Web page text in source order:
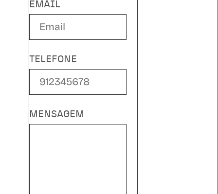
EMAIL
TELEFONE
MENSAGEM